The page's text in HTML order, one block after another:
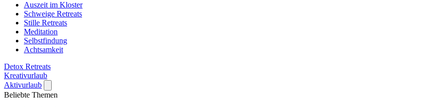
Auszeit im Kloster
Schweige Retreats
Stille Retreats
Meditation
Selbstfindung
Achtsamkeit
Detox Retreats
Kreativurlaub
Aktivurlaub
Beliebte Themen